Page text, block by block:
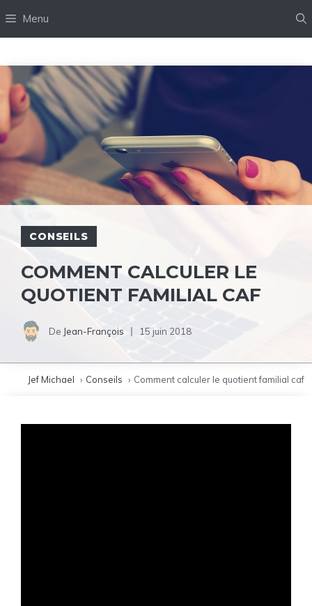
Menu
CONSEILS
COMMENT CALCULER LE
QUOTIENT FAMILIAL CAF
De Jean-François 15 juin 2018
Jef Michael Conseils Comment calculer le quotient familial caf